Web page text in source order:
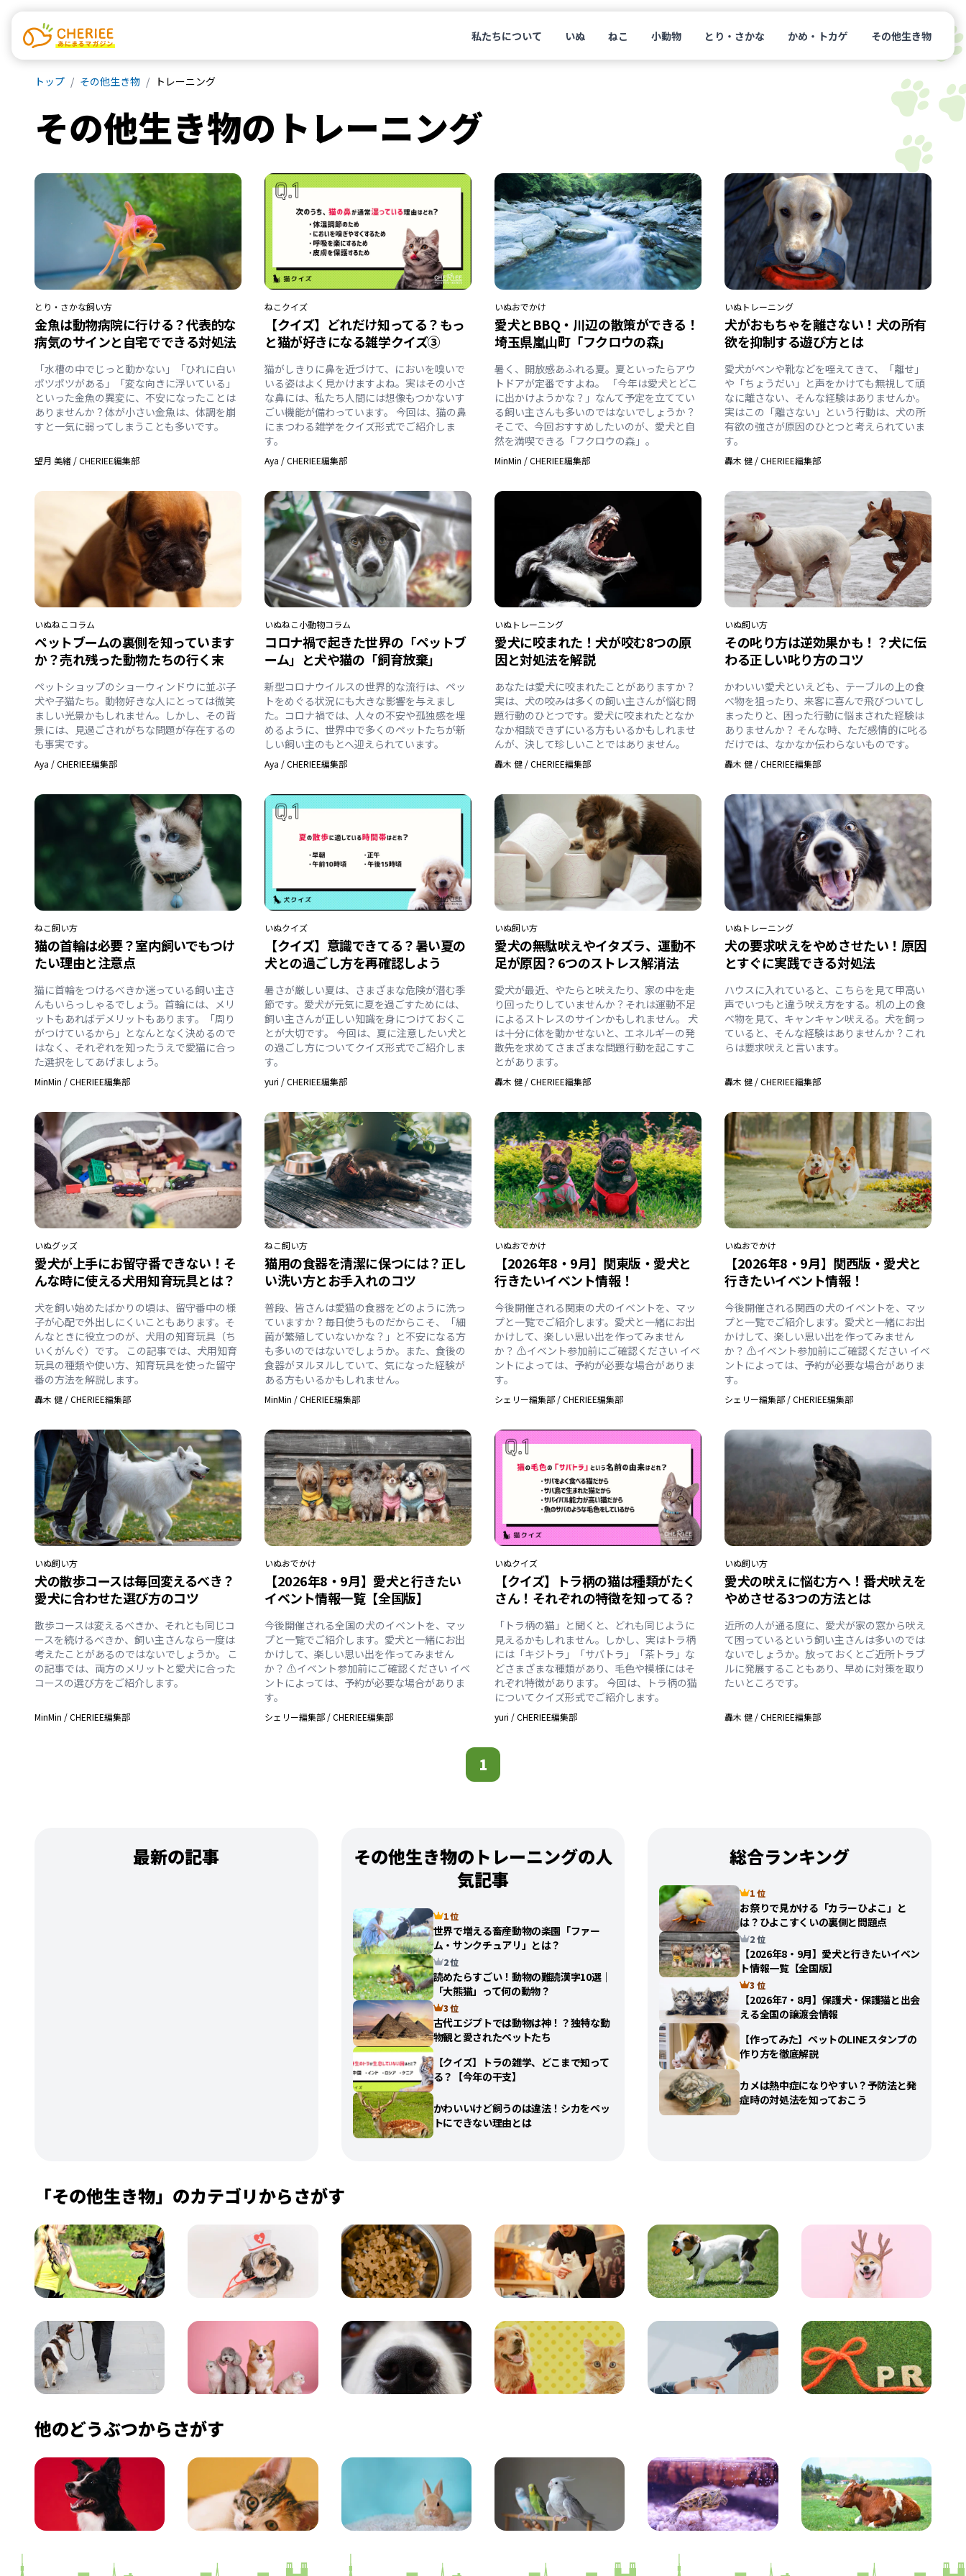
私たちについて いぬ ねこ 小動物 とり・さかな かめ・トカゲ その他生き物
トップ その他生き物 トレーニング
その他生き物の トレーニング
とり・さかな飼い方
金魚は動物病院に行ける？代表的な
病気のサインと自宅でできる対処法
「水槽の中でじっと動かない」「ひれに白い
ポツポツがある」「変な向きに浮いている」
といった金魚の異変に、不安になったことは
ありませんか？体が小さい金魚は、体調を崩
すと一気に弱ってしまうことも多いです。
望月 美緒 /CHERIEE編集部
ねこクイズ
【クイズ】どれだけ知ってる？もっ
と猫が好きになる雑学クイズ③
猫がしきりに鼻を近づけて、においを嗅いで
いる姿はよく見かけますよね。実はその小さ
な鼻には、私たち人間には想像もつかないす
ごい機能が備わっています。 今回は、猫の鼻
にまつわる雑学をクイズ形式でご紹介しま
す。
Aya /CHERIEE編集部
いぬおでかけ
愛犬とBBQ・川辺の散策ができる！
埼玉県嵐山町「フクロウの森」
暑く、開放感あふれる夏。夏といったらアウ
トドアが定番ですよね。 「今年は愛犬とどこ
に出かけようかな？」なんて予定を立ててい
る飼い主さんも多いのではないでしょうか？
そこで、今回おすすめしたいのが、愛犬と自
然を満喫できる「フクロウの森」。
MinMin /CHERIEE編集部
いぬトレーニング
犬がおもちゃを離さない！犬の所有
欲を抑制する遊び方とは
愛犬がペンや靴などを咥えてきて、「離せ」
や「ちょうだい」と声をかけても無視して頑
なに離さない、そんな経験はありませんか。
実はこの「離さない」という行動は、犬の所
有欲の強さが原因のひとつと考えられていま
す。
轟木 健 /CHERIEE編集部
いぬねこコラム
ペットブームの裏側を知っています
か？売れ残った動物たちの行く末
ペットショップのショーウィンドウに並ぶ子
犬や子猫たち。動物好きな人にとっては微笑
ましい光景かもしれません。しかし、その背
景には、見過ごされがちな問題が存在するの
も事実です。
Aya /CHERIEE編集部
いぬねこ小動物コラム
コロナ禍で起きた世界の「ペットブ
ーム」と犬や猫の「飼育放棄」
新型コロナウイルスの世界的な流行は、ペッ
トをめぐる状況にも大きな影響を与えまし
た。コロナ禍では、人々の不安や孤独感を埋
めるように、世界中で多くのペットたちが新
しい飼い主のもとへ迎えられています。
Aya /CHERIEE編集部
いぬトレーニング
愛犬に咬まれた！犬が咬む8つの原
因と対処法を解説
あなたは愛犬に咬まれたことがありますか？
実は、犬の咬みは多くの飼い主さんが悩む問
題行動のひとつです。愛犬に咬まれたとなか
なか相談できずにいる方もいるかもしれませ
んが、決して珍しいことではありません。
轟木 健 /CHERIEE編集部
いぬ飼い方
その叱り方は逆効果かも！？犬に伝
わる正しい叱り方のコツ
かわいい愛犬といえども、テーブルの上の食
べ物を狙ったり、来客に喜んで飛びついてし
まったりと、困った行動に悩まされた経験は
ありませんか？ そんな時、ただ感情的に叱る
だけでは、なかなか伝わらないものです。
轟木 健 /CHERIEE編集部
ねこ飼い方
猫の首輪は必要？室内飼いでもつけ
たい理由と注意点
猫に首輪をつけるべきか迷っている飼い主さ
んもいらっしゃるでしょう。首輪には、メリ
ットもあればデメリットもあります。「周り
がつけているから」となんとなく決めるので
はなく、それぞれを知ったうえで愛猫に合っ
た選択をしてあげましょう。
MinMin /CHERIEE編集部
いぬクイズ
【クイズ】意識できてる？暑い夏の
犬との過ごし方を再確認しよう
暑さが厳しい夏は、さまざまな危険が潜む季
節です。愛犬が元気に夏を過ごすためには、
飼い主さんが正しい知識を身につけておくこ
とが大切です。 今回は、夏に注意したい犬と
の過ごし方についてクイズ形式でご紹介しま
す。
yuri /CHERIEE編集部
いぬ飼い方
愛犬の無駄吠えやイタズラ、運動不
足が原因？6つのストレス解消法
愛犬が最近、やたらと吠えたり、家の中を走
り回ったりしていませんか？それは運動不足
によるストレスのサインかもしれません。 犬
は十分に体を動かせないと、エネルギーの発
散先を求めてさまざまな問題行動を起こすこ
とがあります。
轟木 健 /CHERIEE編集部
いぬトレーニング
犬の要求吠えをやめさせたい！原因
とすぐに実践できる対処法
ハウスに入れていると、こちらを見て甲高い
声でいつもと違う吠え方をする。机の上の食
べ物を見て、キャンキャン吠える。犬を飼っ
ていると、そんな経験はありませんか？これ
らは要求吠えと言います。
轟木 健 /CHERIEE編集部
いぬグッズ
愛犬が上手にお留守番できない！そ
んな時に使える犬用知育玩具とは？
犬を飼い始めたばかりの頃は、留守番中の様
子が心配で外出しにくいこともあります。そ
んなときに役立つのが、犬用の知育玩具（ち
いくがんぐ）です。 この記事では、犬用知育
玩具の種類や使い方、知育玩具を使った留守
番の方法を解説します。
轟木 健 /CHERIEE編集部
ねこ飼い方
猫用の食器を清潔に保つには？正し
い洗い方とお手入れのコツ
普段、皆さんは愛猫の食器をどのように洗っ
ていますか？毎日使うものだからこそ、「細
菌が繁殖していないかな？」と不安になる方
も多いのではないでしょうか。また、食後の
食器がヌルヌルしていて、気になった経験が
ある方もいるかもしれません。
MinMin /CHERIEE編集部
いぬおでかけ
【2026年8・9月】関東版・愛犬と
行きたいイベント情報！
今後開催される関東の犬のイベントを、マッ
プと一覧でご紹介します。愛犬と一緒にお出
かけして、楽しい思い出を作ってみません
か？ ⚠️イベント参加前にご確認ください イベ
ントによっては、予約が必要な場合がありま
す。
シェリー編集部 /CHERIEE編集部
いぬおでかけ
【2026年8・9月】関西版・愛犬と
行きたいイベント情報！
今後開催される関西の犬のイベントを、マッ
プと一覧でご紹介します。愛犬と一緒にお出
かけして、楽しい思い出を作ってみません
か？ ⚠️イベント参加前にご確認ください イベ
ントによっては、予約が必要な場合がありま
す。
シェリー編集部 /CHERIEE編集部
いぬ飼い方
犬の散歩コースは毎回変えるべき？
愛犬に合わせた選び方のコツ
散歩コースは変えるべきか、それとも同じコ
ースを続けるべきか、飼い主さんなら一度は
考えたことがあるのではないでしょうか。 こ
の記事では、両方のメリットと愛犬に合った
コースの選び方をご紹介します。
MinMin /CHERIEE編集部
いぬおでかけ
【2026年8・9月】愛犬と行きたい
イベント情報一覧【全国版】
今後開催される全国の犬のイベントを、マッ
プと一覧でご紹介します。愛犬と一緒にお出
かけして、楽しい思い出を作ってみません
か？ ⚠️イベント参加前にご確認ください イベ
ントによっては、予約が必要な場合がありま
す。
シェリー編集部 /CHERIEE編集部
いぬクイズ
【クイズ】トラ柄の猫は種類がたく
さん！それぞれの特徴を知ってる？
「トラ柄の猫」と聞くと、どれも同じように
見えるかもしれません。しかし、実はトラ柄
には「キジトラ」「サバトラ」「茶トラ」な
どさまざまな種類があり、毛色や模様にはそ
れぞれ特徴があります。 今回は、トラ柄の猫
についてクイズ形式でご紹介します。
yuri /CHERIEE編集部
いぬ飼い方
愛犬の吠えに悩む方へ！番犬吠えを
やめさせる3つの方法とは
近所の人が通る度に、愛犬が家の窓から吠え
て困っているという飼い主さんは多いのでは
ないでしょうか。放っておくとご近所トラブ
ルに発展することもあり、早めに対策を取り
たいところです。
轟木 健 /CHERIEE編集部
1
最新の記事
その他生き物のトレーニングの人
気記事
1 位
世界で増える畜産動物の楽園「ファー
ム・サンクチュアリ」とは？
2 位
読めたらすごい！動物の難読漢字10選｜
「大熊猫」って何の動物？
3 位
古代エジプトでは動物は神！？独特な動
物観と愛されたペットたち
【クイズ】トラの雑学、どこまで知って
る？【今年の干支】
かわいいけど飼うのは違法！シカをペッ
トにできない理由とは
総合ランキング
1 位
お祭りで見かける「カラーひよこ」と
は？ひよこすくいの裏側と問題点
2 位
【2026年8・9月】愛犬と行きたいイベン
ト情報一覧【全国版】
3 位
【2026年7・8月】保護犬・保護猫と出会
える全国の譲渡会情報
【作ってみた】ペットのLINEスタンプの
作り方を徹底解説
カメは熱中症になりやすい？予防法と発
症時の対処法を知っておこう
「その他生き物」のカテゴリからさがす
他のどうぶつからさがす